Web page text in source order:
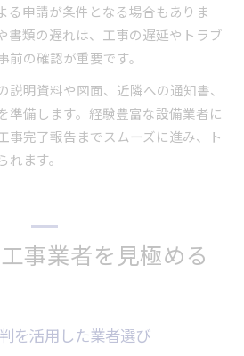
る申請が条件となる場合もありま
書類の遅れは、工事の遅延やトラブ
の確認が重要です。
説明資料や図面、近隣への通知書、
準備します。経験豊富な設備業者に
事完了報告までスムーズに進み、ト
ます。
事業者を見極める
を活用した業者選び